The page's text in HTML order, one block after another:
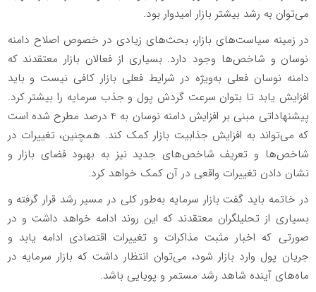
می‌توان به رشد بیشتر بازار امیدوار بود.
در زمینه سیاست‌های بازار، بحث‌های زیادی در خصوص اصلاح دامنه
نوسان و شاخص‌ها وجود دارد. بسیاری از فعالان بازار معتقدند که
دامنه نوسان فعلی به‌ویژه در شرایط فعلی بازار کافی نیست و باید
افزایش یابد تا بتوان سرعت گردش پول و جذب سرمایه را بیشتر کرد.
پیشنهاداتی مبنی بر افزایش دامنه نوسان به 4 درصد مطرح شده است
که می‌تواند به افزایش جذابیت بازار کمک کند. همچنین، تغییرات در
شاخص‌ها و تعریف شاخص‌های جدید نیز به بهبود فضای بازار و
نشان دادن تغییرات واقعی در آن کمک خواهد کرد.
در خاتمه باید گفت بازار سرمایه به‌طور کلی در مسیر رشد قرار گرفته و
بسیاری از تحلیلگران معتقدند که این روند ادامه خواهد داشت و در
صورتی که اخبار مثبت مذاکرات و تغییرات اقتصادی ادامه یابد و
جریان پول وارد بازار شود، می‌توان انتظار داشت که بازار سرمایه در
ماه‌های آینده شاهد رشد مستمر و پویایی باشد.